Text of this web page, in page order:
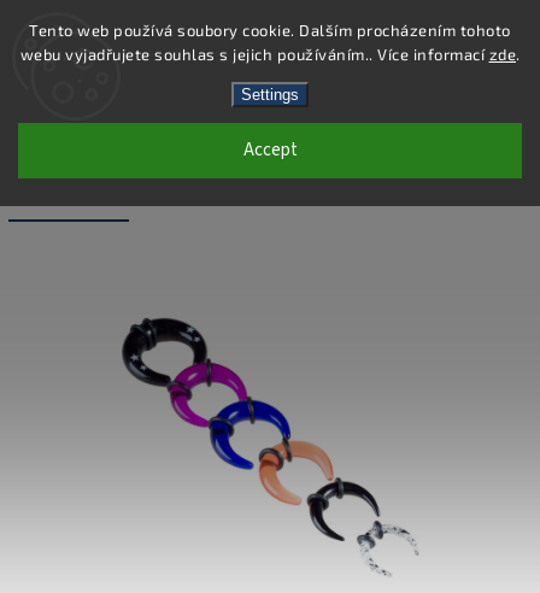
Tento web používá soubory cookie. Dalším procházením tohoto
webu vyjadřujete souhlas s jejich používáním.. Více informacízde.
Settings
Accept
Search
PC47-6 - PIERCING PINCHER - MODRÁ